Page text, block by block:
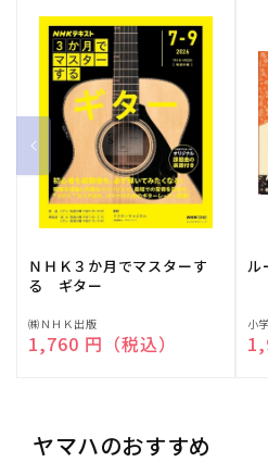
ＮＨＫ３か月でマスターす
る ギター
販
売
㈱ＮＨＫ出版
通常価格
1,760 円（税込）
ル
販
売
小
ヤマハのおすすめ